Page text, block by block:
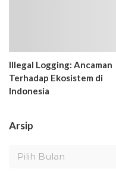
Illegal Logging: Ancaman
Terhadap Ekosistem di
Indonesia
Arsip